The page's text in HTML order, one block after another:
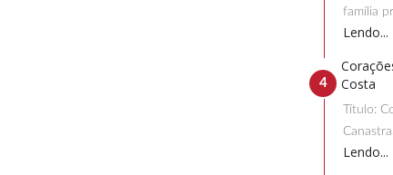
família
Lendo...
Costa
Título:
Lendo...